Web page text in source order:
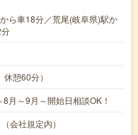
ら車18分／荒尾(岐阜県)駅か
憩60分）
月～9月～開始日相談OK！
会社規定内）